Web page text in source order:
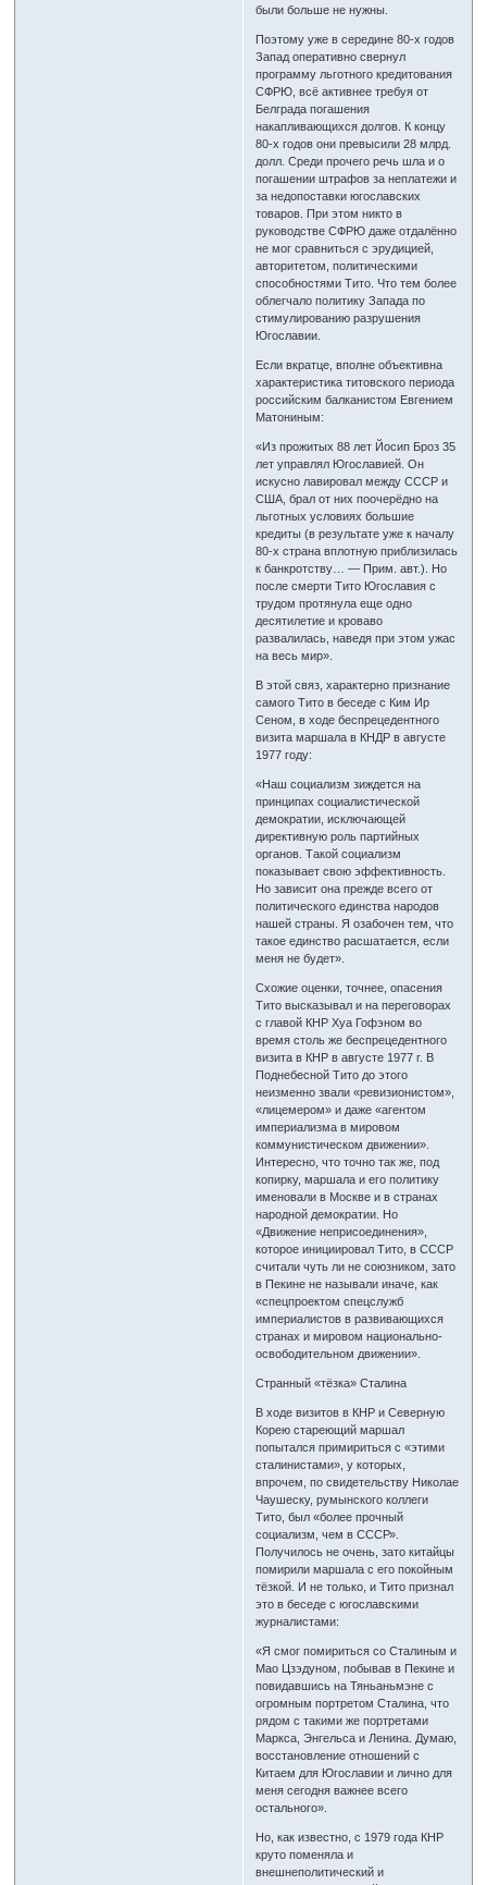
были больше не нужны.
Поэтому уже в середине 80-х годов
Запад оперативно свернул
программу льготного кредитования
СФРЮ, всё активнее требуя от
Белграда погашения
накапливающихся долгов. К концу
80-х годов они превысили 28 млрд.
долл. Среди прочего речь шла и о
погашении штрафов за неплатежи и
за недопоставки югославских
товаров. При этом никто в
руководстве СФРЮ даже отдалённо
не мог сравниться с эрудицией,
авторитетом, политическими
способностями Тито. Что тем более
облегчало политику Запада по
стимулированию разрушения
Югославии.
Если вкратце, вполне объективна
характеристика титовского периода
российским балканистом Евгением
Матониным:
«Из прожитых 88 лет Йосип Броз 35
лет управлял Югославией. Он
искусно лавировал между СССР и
США, брал от них поочерёдно на
льготных условиях большие
кредиты (в результате уже к началу
80-х страна вплотную приблизилась
к банкротству… — Прим. авт.). Но
после смерти Тито Югославия с
трудом протянула еще одно
десятилетие и кроваво
развалилась, наведя при этом ужас
на весь мир».
В этой связ, характерно признание
самого Тито в беседе с Ким Ир
Сеном, в ходе беспрецедентного
визита маршала в КНДР в августе
1977 году:
«Наш социализм зиждется на
принципах социалистической
демократии, исключающей
директивную роль партийных
органов. Такой социализм
показывает свою эффективность.
Но зависит она прежде всего от
политического единства народов
нашей страны. Я озабочен тем, что
такое единство расшатается, если
меня не будет».
Схожие оценки, точнее, опасения
Тито высказывал и на переговорах
с главой КНР Хуа Гофэном во
время столь же беспрецедентного
визита в КНР в августе 1977 г. В
Поднебесной Тито до этого
неизменно звали «ревизионистом»,
«лицемером» и даже «агентом
империализма в мировом
коммунистическом движении».
Интересно, что точно так же, под
копирку, маршала и его политику
именовали в Москве и в странах
народной демократии. Но
«Движение неприсоединения»,
которое инициировал Тито, в СССР
считали чуть ли не союзником, зато
в Пекине не называли иначе, как
«спецпроектом спецслужб
империалистов в развивающихся
странах и мировом национально-
освободительном движении».
Странный «тёзка» Сталина
В ходе визитов в КНР и Северную
Корею стареющий маршал
попытался примириться с «этими
сталинистами», у которых,
впрочем, по свидетельству Николае
Чаушеску, румынского коллеги
Тито, был «более прочный
социализм, чем в СССР».
Получилось не очень, зато китайцы
помирили маршала с его покойным
тёзкой. И не только, и Тито признал
это в беседе с югославскими
журналистами:
«Я смог помириться со Сталиным и
Мао Цзэдуном, побывав в Пекине и
повидавшись на Тяньаньмэне с
огромным портретом Сталина, что
рядом с такими же портретами
Маркса, Энгельса и Ленина. Думаю,
восстановление отношений с
Китаем для Югославии и лично для
меня сегодня важнее всего
остального».
Но, как известно, с 1979 года КНР
круто поменяла и
внешнеполитический и